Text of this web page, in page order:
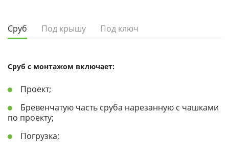
Сруб Под крышу Под ключ
Сруб с монтажом включает:
Проект;
Бревенчатую часть сруба нарезанную с чашками
по проекту;
Погрузка;